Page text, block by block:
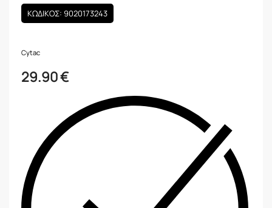
ΚΩΔΙΚΟΣ: 9020173243
Cytac
29.90€